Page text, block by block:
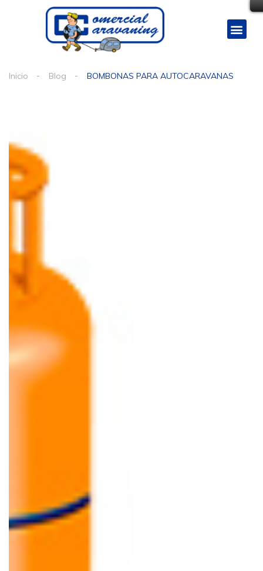
Inicio Blog BOMBONAS PARA AUTOCARAVANAS